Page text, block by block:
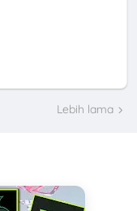
Lebih lama